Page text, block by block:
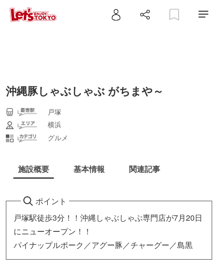
沖縄豚しゃぶしゃぶ がちまや～
戸塚
横浜
グルメ
施設概要 基本情報 関連記事
ポイント
戸塚駅徒歩3分！！沖縄しゃぶしゃぶ専門店が7月20日
にニューオープン！！
パイナップルポーク／アグー豚／チャーグー／島黒